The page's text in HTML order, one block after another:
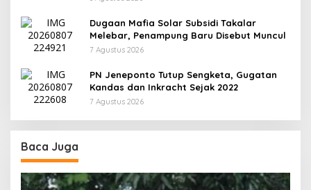
Dugaan Mafia Solar Subsidi Takalar
Melebar, Penampung Baru Disebut Muncul
7 Agustus 2026
PN Jeneponto Tutup Sengketa, Gugatan
Kandas dan Inkracht Sejak 2022
7 Agustus 2026
Baca Juga